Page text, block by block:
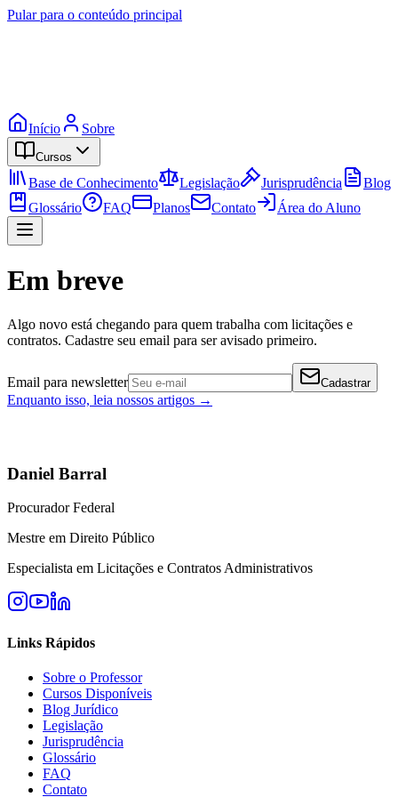
Pular para o conteúdo principal
Início Sobre
Cursos
Base de Conhecimento Legislação Jurisprudência
Blog
Glossário
FAQ Planos Contato Área do Aluno
Em breve
Algo novo está chegando para quem trabalha com licitações e
contratos. Cadastre seu email para ser avisado primeiro.
Email para newsletter Cadastrar
Enquanto isso, leia nossos artigos →
Daniel Barral
Procurador Federal
Mestre em Direito Público
Especialista em Licitações e Contratos Administrativos
Links Rápidos
Sobre o Professor
Cursos Disponíveis
Blog Jurídico
Legislação
Jurisprudência
Glossário
FAQ
Contato